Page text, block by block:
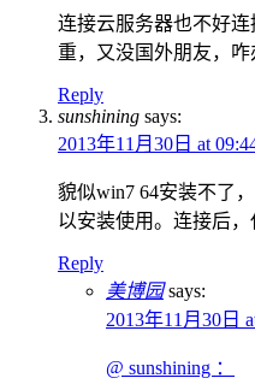
连接云服务器也不好
重，又没国外朋友，咋
Reply
sunshining says:
2013年11月30日 at
貌似win7 64安装不了
以安装使用。连接后
Reply
美博园 says:
2013年11月30日
@ sunshining ：